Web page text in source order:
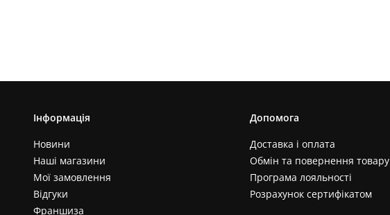
Інформація
Новини
Наші магазини
Мої замовлення
Відгуки
Франшиза
Допомога
Доставка і оплата
Обмін та повернення товару
Програма лояльності
Розрахунок сертифікатом